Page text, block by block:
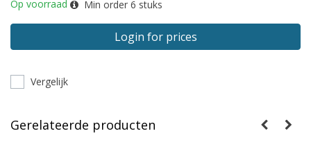
Op voorraad Min order 6 stuks
Login for prices
Vergelijk
Gerelateerde producten